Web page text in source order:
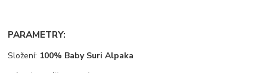
PARAMETRY:
Složení: 100% Baby Suri Alpaka